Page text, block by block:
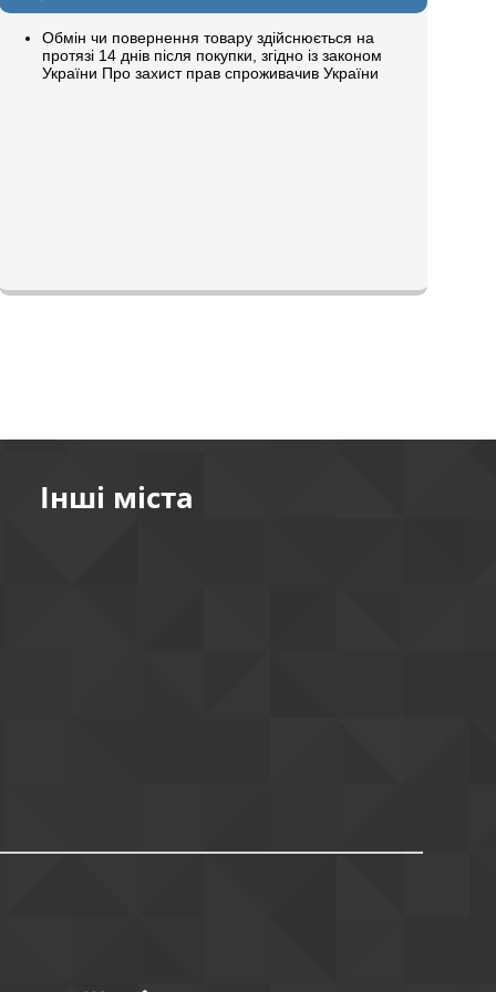
Обмін чи повернення товару здійснюється на
протязі 14 днів після покупки, згідно із законом
України Про захист прав спроживачив України
Інші міста